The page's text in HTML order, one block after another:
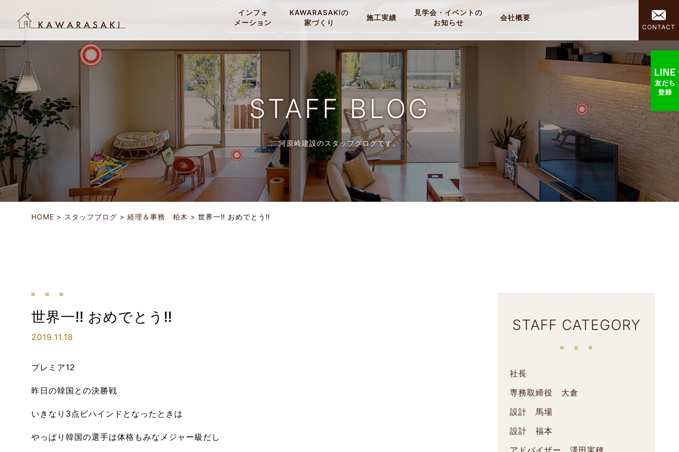
インフォ
メーション
KAWARASAKIの
家づくり
施工実績
見学会・イベントの
お知らせ
会社概要
CONTACT
STAFF BLOG
河原崎建設のスタッフグログです。
HOME スタッフブログ 経理＆事務 柏木 世界一‼ おめでとう‼
世界一‼ おめでとう‼
2019.11.18
プレミア12
昨日の韓国との決勝戦
いきなり3点ビハインドとなったときは
やっぱり韓国の選手は体格もみなメジャー級だし
STAFF CATEGORY
社長
専務取締役 大倉
設計 馬場
設計 福本
アドバイザー 澤田実穂